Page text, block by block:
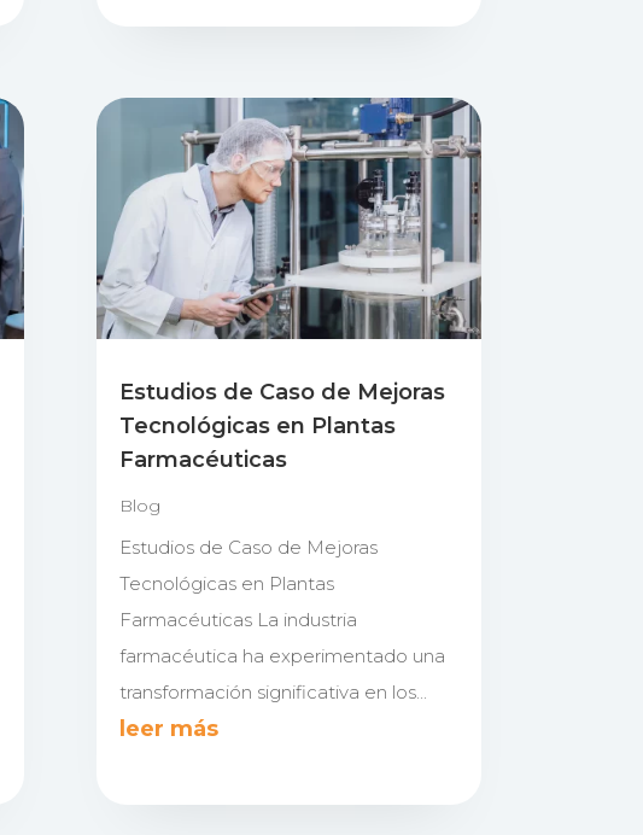
Estudios de Caso de Mejoras
Tecnológicas en Plantas
Farmacéuticas
Blog
Estudios de Caso de Mejoras
Tecnológicas en Plantas
Farmacéuticas La industria
farmacéutica ha experimentado una
transformación significativa en los...
leer más